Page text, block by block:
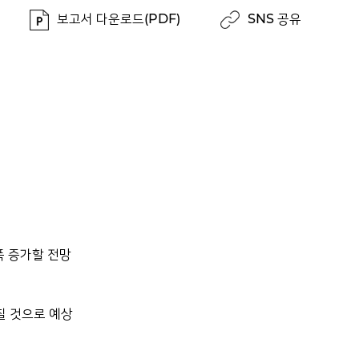
보고서 다운로드(PDF) SNS 공유
증가할 전망
것으로 예상